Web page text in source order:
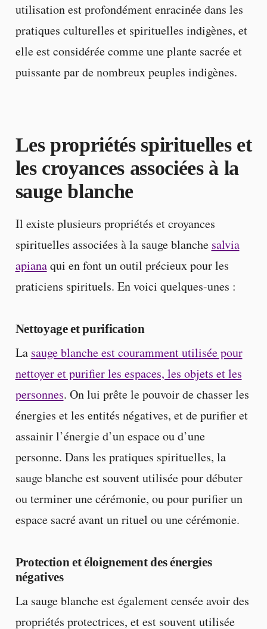
utilisation est profondément enracinée dans les
pratiques culturelles et spirituelles indigènes, et
elle est considérée comme une plante sacrée et
puissante par de nombreux peuples indigènes.
Les propriétés spirituelles et
les croyances associées à la
sauge blanche
Il existe plusieurs propriétés et croyances
spirituelles associées à la sauge blanche salvia
apianaqui en font un outil précieux pour les
praticiens spirituels. En voici quelques-unes :
Nettoyage et purification
La sauge blanche est couramment utilisée pour
nettoyer et purifier les espaces, les objets et les
personnes. On lui prête le pouvoir de chasser les
énergies et les entités négatives, et de purifier et
assainir l’énergie d’un espace ou d’une
personne. Dans les pratiques spirituelles, la
sauge blanche est souvent utilisée pour débuter
ou terminer une cérémonie, ou pour purifier un
espace sacré avant un rituel ou une cérémonie.
Protection et éloignement des énergies
négatives
La sauge blanche est également censée avoir des
propriétés protectrices, et est souvent utilisée